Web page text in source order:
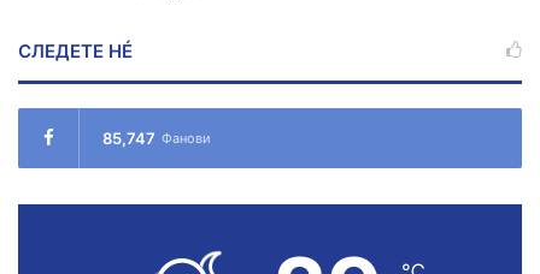
СЛЕДЕТЕ НÉ
85,747 Фанови